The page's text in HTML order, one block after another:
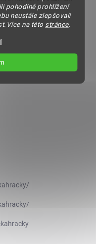
pohodlné prohlížení
neustále zlepšovali
na této stránce.